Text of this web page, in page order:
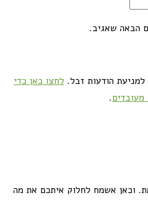
הבאה שאגיב.
הודעות זבל. לחצו כאן כדי
מעובדים.
וכאן אשמח לחלוק איתכם את מה